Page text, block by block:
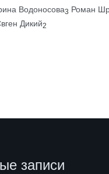
Водоносова3 Роман
Дикий2
записи